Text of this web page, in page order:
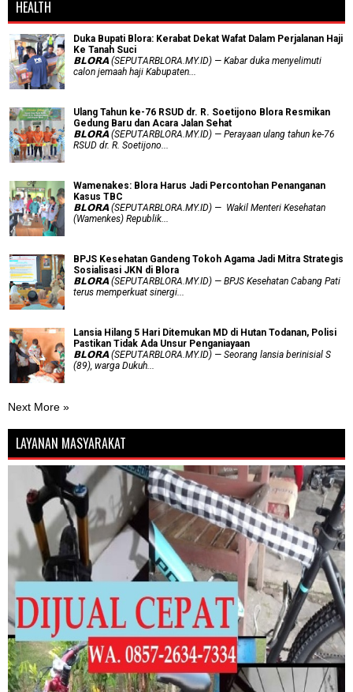
HEALTH
Duka Bupati Blora: Kerabat Dekat Wafat Dalam Perjalanan Haji
Ke Tanah Suci
𝗕𝗟𝗢𝗥𝗔 (SEPUTARBLORA.MY.ID) — Kabar duka menyelimuti
calon jemaah haji Kabupaten...
Ulang Tahun ke-76 RSUD dr. R. Soetijono Blora Resmikan
Gedung Baru dan Acara Jalan Sehat
𝗕𝗟𝗢𝗥𝗔 (SEPUTARBLORA.MY.ID) — Perayaan ulang tahun ke-76
RSUD dr. R. Soetijono...
Wamenakes: Blora Harus Jadi Percontohan Penanganan
Kasus TBC
𝗕𝗟𝗢𝗥𝗔 (SEPUTARBLORA.MY.ID) — Wakil Menteri Kesehatan
(Wamenkes) Republik...
BPJS Kesehatan Gandeng Tokoh Agama Jadi Mitra Strategis
Sosialisasi JKN di Blora
𝗕𝗟𝗢𝗥𝗔 (SEPUTARBLORA.MY.ID) — BPJS Kesehatan Cabang Pati
terus memperkuat sinergi...
Lansia Hilang 5 Hari Ditemukan MD di Hutan Todanan, Polisi
Pastikan Tidak Ada Unsur Penganiayaan
𝗕𝗟𝗢𝗥𝗔 (SEPUTARBLORA.MY.ID) — Seorang lansia berinisial S
(89), warga Dukuh...
Next More »
LAYANAN MASYARAKAT